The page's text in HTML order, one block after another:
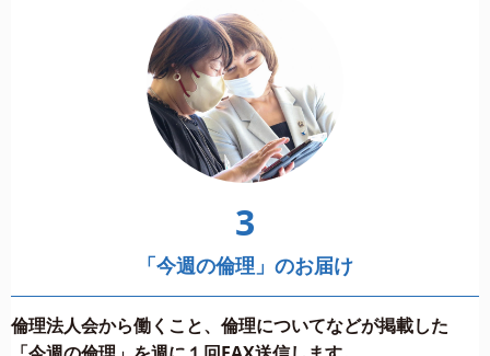
3
「今週の倫理」のお届け
倫理法人会から働くこと、倫理についてなどが掲載した